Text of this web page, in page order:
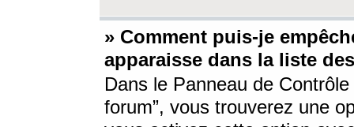
» Comment puis-je
apparaisse dans la liste
Dans le Panneau de
forum”, vous trouverez une